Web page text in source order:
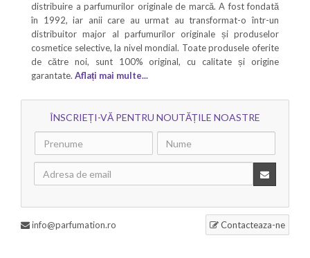
distribuire a parfumurilor originale de marcă. A fost fondată
în 1992, iar anii care au urmat au transformat-o într-un
distribuitor major al parfumurilor originale și produselor
cosmetice selective, la nivel mondial. Toate produsele oferite
de către noi, sunt 100% original, cu calitate și origine
garantate. Aflați mai multe...
ÎNSCRIEȚI-VĂ PENTRU NOUTĂȚILE NOASTRE
Contacteaza-ne
info@parfumation.ro